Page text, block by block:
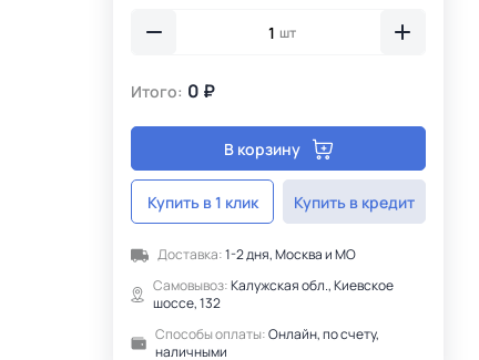
шт
Итого: 0 ₽
В корзину
Купить в 1 клик Купить в кредит
Доставка:1-2 дня, Москва и МО
Самовывоз:Калужская обл., Киевское
шоссе, 132
Способы оплаты:Онлайн, по счету,
наличными